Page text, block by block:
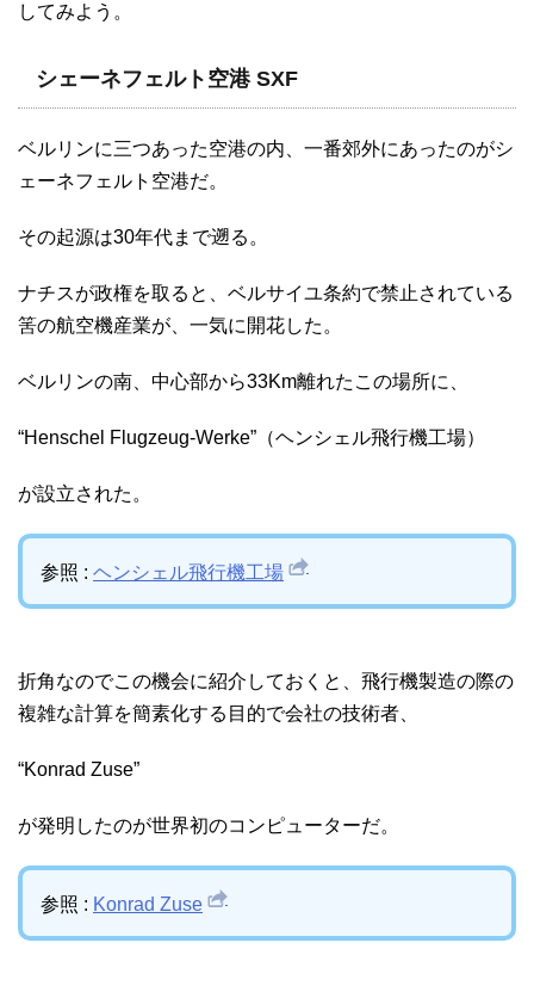
してみよう。
シェーネフェルト空港 SXF
ベルリンに三つあった空港の内、一番郊外にあったのがシ
ェーネフェルト空港だ。
その起源は30年代まで遡る。
ナチスが政権を取ると、ベルサイユ条約で禁止されている
筈の航空機産業が、一気に開花した。
ベルリンの南、中心部から33Km離れたこの場所に、
“Henschel Flugzeug-Werke”（ヘンシェル飛行機工場）
が設立された。
参照 : ヘンシェル飛行機工場
折角なのでこの機会に紹介しておくと、飛行機製造の際の
複雑な計算を簡素化する目的で会社の技術者、
“Konrad Zuse”
が発明したのが世界初のコンピューターだ。
参照 : Konrad Zuse